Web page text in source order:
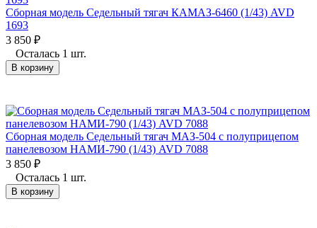
Сборная модель Седельный тягач КАМАЗ-6460 (1/43) AVD
1693
3 850 ₽
Осталась 1 шт.
В корзину
Сборная модель Седельный тягач МАЗ-504 с полуприцепом
панелевозом НАМИ-790 (1/43) AVD 7088
3 850 ₽
Осталась 1 шт.
В корзину